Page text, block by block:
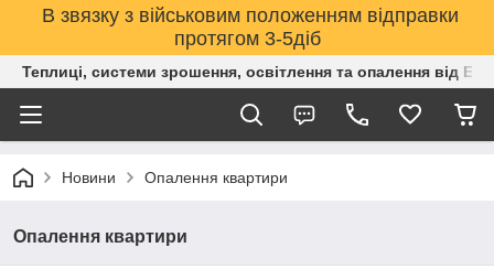
В звязку з військовим положенням відправки
протягом 3-5діб
Теплиці, системи зрошення, освітлення та опалення від
Новини Опалення квартири
Опалення квартири